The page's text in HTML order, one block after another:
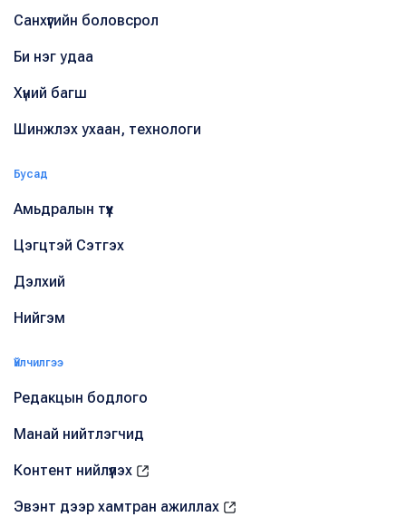
Санхүүгийн боловсрол
Би нэг удаа
Хүний багш
Шинжлэх ухаан, технологи
Бусад
Амьдралын түүх
Цэгцтэй Сэтгэх
Дэлхий
Нийгэм
Үйлчилгээ
Редакцын бодлого
Манай нийтлэгчид
Контент нийлүүлэх
Эвэнт дээр хамтран ажиллах